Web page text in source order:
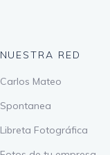
NUESTRA RED
Carlos Mateo
Spontanea
Libreta Fotográfica